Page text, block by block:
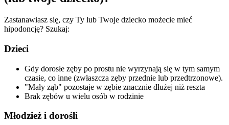
Zastanawiasz się, czy Ty lub Twoje dziecko możecie mieć
hipodoncję? Szukaj:
Dzieci
Gdy dorosłe zęby po prostu nie wyrzynają się w tym samym
czasie, co inne (zwłaszcza zęby przednie lub przedtrzonowe).
"Mały ząb" pozostaje w zębie znacznie dłużej niż reszta
Brak zębów u wielu osób w rodzinie
Młodzież i dorośli